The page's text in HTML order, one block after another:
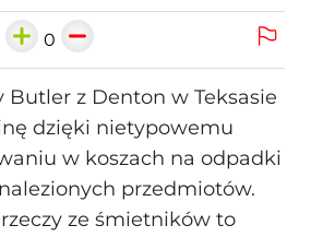
0
Butler z Denton w Teksasie
dzięki nietypowemu
w koszach na odpadki
przedmiotów.
ze śmietników to